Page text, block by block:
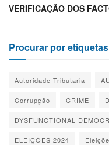
VERIFICAÇÃO DOS
Procurar por etiquetas
Autoridade Tributaria
Corrupção CRIME
DYSFUNCTIONAL
ELEIÇÕES 2024